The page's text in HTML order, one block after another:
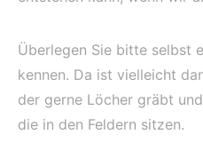
Überlegen Sie bitte selbst
kennen. Da ist vielleicht
der gerne Löcher gräbt
die in den Feldern sitzen.